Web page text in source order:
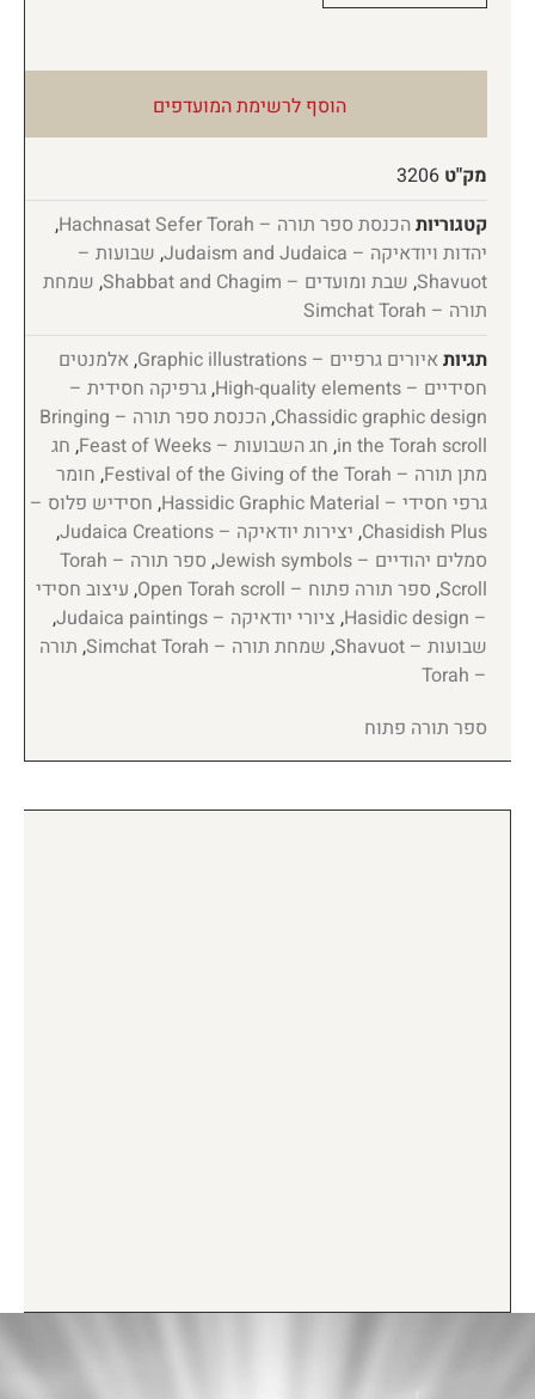
הוסף לרשימת המועדפים
מק"ט 3206
קטגוריותהכנסת ספר תורה – Hachnasat Sefer Torah
,
יהדות ויודאיקה – Judaism and Judaica
, שבועות –
Shavuot
, שבת ומועדים – Shabbat and Chagim , שמחת
תורה – Simchat Torah
תגיות איורים גרפיים – Graphic illustrations , אלמנטים
חסידיים – High-quality elements
,גרפיקה חסידית –
Chassidic graphic design
,
הכנסת ספר תורה – Bringing
in the Torah scroll
, חג השבועות – Feast of Weeks , חג
מתן תורה – Festival of the Giving of the Torah
, חומר
גרפי חסידי – Hassidic Graphic Material
, חסידיש פלוס –
Chasidish Plus
, יצירות יודאיקה – Judaica Creations
,
סמלים יהודיים – Jewish symbols
,
ספר תורה – Torah
Scroll
, ספר תורה פתוח – Open Torah scroll , עיצוב חסידי
– Hasidic design
, ציורי יודאיקה – Judaica paintings
,
שבועות – Shavuot
, שמחת תורה – Simchat Torah , תורה
– Torah
ספר תורה פתוח